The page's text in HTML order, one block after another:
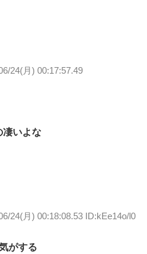
24(月) 00:17:57.49
凄いよな
24(月) 00:18:08.53 ID:kEe14o/l0
がする